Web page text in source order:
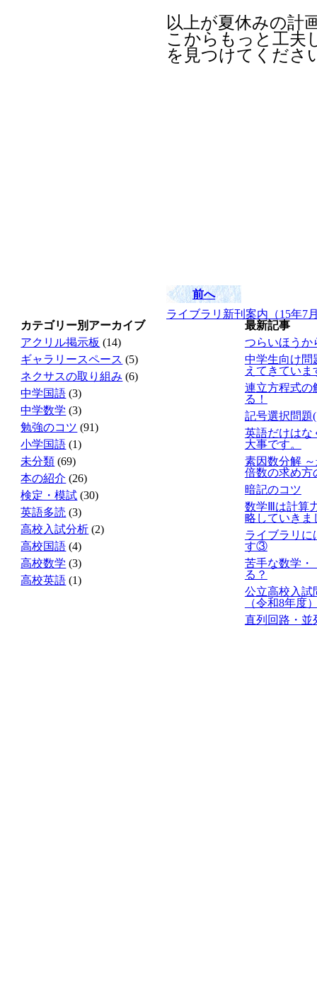
以上が夏休みの計
こからもっと工夫
を見つけてくださ
前へ
ライブラリ新刊案内（15年7
カテゴリー別アーカイブ
アクリル掲示板 (14)
ギャラリースペース (5)
ネクサスの取り組み (6)
中学国語 (3)
中学数学 (3)
勉強のコツ (91)
小学国語 (1)
未分類 (69)
本の紹介 (26)
検定・模試 (30)
英語多読 (3)
高校入試分析 (2)
高校国語 (4)
高校数学 (3)
高校英語 (1)
最新記事
つらいほうか
中学生向け問
えてきていま
連立方程式の
る！
記号選択問題
英語だけはな
大事です。
素因数分解
倍数の求め方
暗記のコツ
数学Ⅲは計算
略していきま
ライブラリに
す③
苦手な数学・
る？
公立高校入試
（令和8年度
直列回路・並